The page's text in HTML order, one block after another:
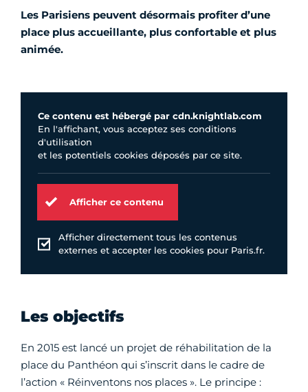
Les Parisiens peuvent désormais profiter d’une
place plus accueillante, plus confortable et plus
animée.
Ce contenu est hébergé par cdn.knightlab.com
En l'affichant, vous acceptez ses conditions
d'utilisation
et les potentiels cookies déposés par ce site.
Afficher ce contenu
Afficher directement tous les contenus
externes et accepter les cookies pour Paris.fr.
Les objectifs
En 2015 est lancé un projet de réhabilitation de la
place du Panthéon qui s’inscrit dans le cadre de
l’action « Réinventons nos places ». Le principe :